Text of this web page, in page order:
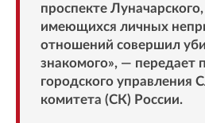
проспекте
имеющихся личных
отношений совершил
знакомого», — передает
городского управления
комитета (СК) России.